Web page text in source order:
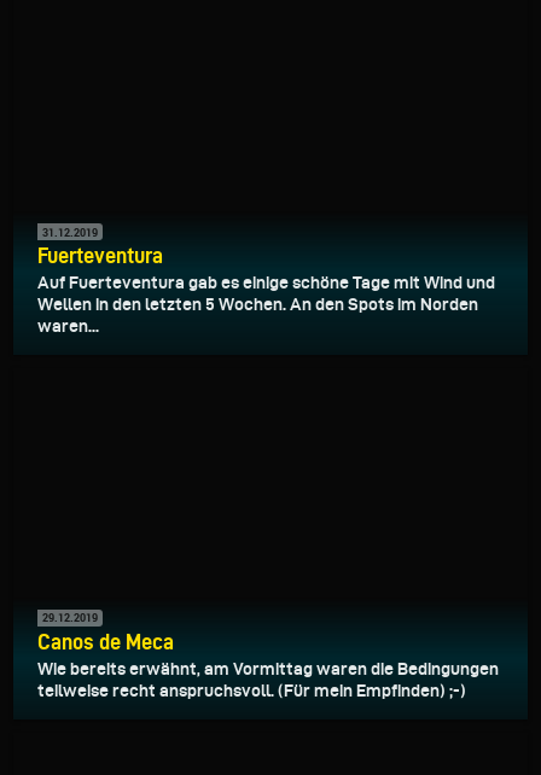
31.12.2019
Fuerteventura
Auf Fuerteventura gab es einige schöne Tage mit Wind und
Wellen in den letzten 5 Wochen. An den Spots im Norden
waren...
29.12.2019
Canos de Meca
Wie bereits erwähnt, am Vormittag waren die Bedingungen
teilweise recht anspruchsvoll. (Für mein Empfinden) ;-)